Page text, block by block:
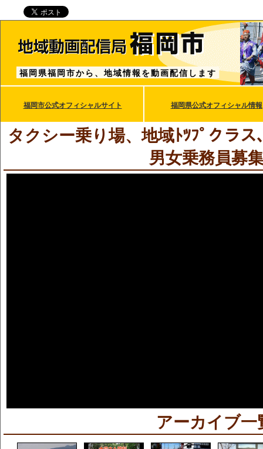
福岡県福岡市から、地域情報を動画配信します
福岡市公式オフィシャルサイト 福岡県公式オフィシャル情報
タクシー乗り場、地域ﾄﾂﾌﾟクラ
男女乗務員募
アーカイブ一